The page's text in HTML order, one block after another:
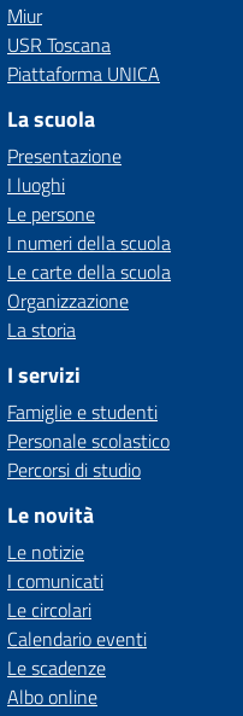
Miur
USR Toscana
Piattaforma UNICA
La scuola
Presentazione
I luoghi
Le persone
I numeri della scuola
Le carte della scuola
Organizzazione
La storia
I servizi
Famiglie e studenti
Personale scolastico
Percorsi di studio
Le novità
Le notizie
I comunicati
Le circolari
Calendario eventi
Le scadenze
Albo online